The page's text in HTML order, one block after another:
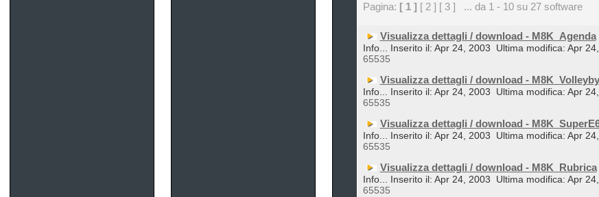
Pagina: [ 1 ] [ 2 ] [ 3 ] ... da 1 - 10 su 27 software
Visualizza dettagli / download - M8K_Agenda
Info... Inserito il: Apr 24, 2003
Ultima modifica: Apr
65535
Visualizza dettagli / download -
Info... Inserito il: Apr 24, 2003
Ultima modifica: Apr
65535
Visualizza dettagli / download -
Info... Inserito il: Apr 24, 2003
Ultima modifica: Apr
65535
Visualizza dettagli / download - M8K_Rubrica
Info... Inserito il: Apr 24, 2003
Ultima modifica: Apr
65535